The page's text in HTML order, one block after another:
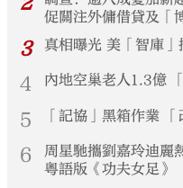
促關注外傭借貸及「
3 真相曝光 美「智庫
4 內地空巢老人1.3億
5 「記協」黑箱作業
6
周星馳攜劉嘉玲迪麗
粵語版《功夫女足》